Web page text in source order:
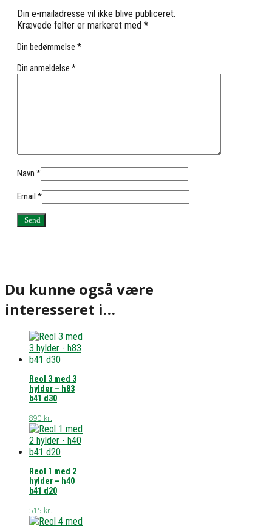
Din e-mailadresse vil ikke blive publiceret.
Krævede felter er markeret med *
Din bedømmelse *
Din anmeldelse *
Navn *
Email *
Du kunne også være
interesseret i…
Reol 3 med 3
hylder – h83
b41 d30
890 kr.
Reol 1 med 2
hylder – h40
b41 d20
515 kr.